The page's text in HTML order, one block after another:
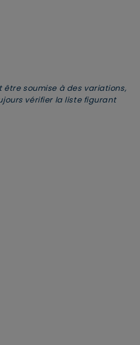
?
soumise à des variations,
vérifier la liste figurant